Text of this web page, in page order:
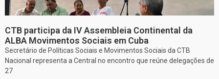
CTB participa da IV Assembleia Continental da
ALBA Movimentos Sociais em Cuba
Secretário de Políticas Sociais e Movimentos Sociais da CTB
Nacional representa a Central no encontro que reúne delegações de
27